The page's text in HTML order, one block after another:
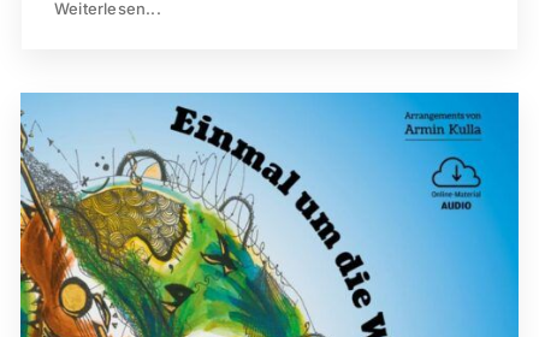
Weiterlesen...